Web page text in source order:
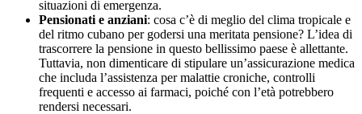
situazioni di emergenza.
Pensionati e anziani: cosa c’è di meglio del clima tropicale e
del ritmo cubano per godersi una meritata pensione? L’idea di
trascorrere la pensione in questo bellissimo paese è allettante.
Tuttavia, non dimenticare di stipulare un’assicurazione medica
che includa l’assistenza per malattie croniche, controlli
frequenti e accesso ai farmaci, poiché con l’età potrebbero
rendersi necessari.